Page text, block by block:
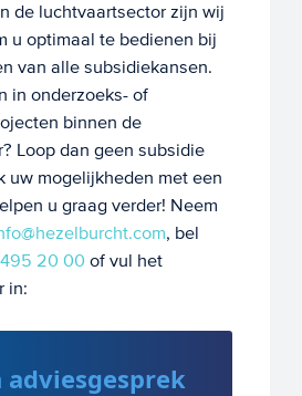
de luchtvaartsector zijn wij
u optimaal te bedienen bij
van alle subsidiekansen.
in onderzoeks- of
binnen de
Loop dan geen subsidie
uw mogelijkheden met een
u graag verder! Neem
, bel
20 00 of vul het
in:
adviesgesprek